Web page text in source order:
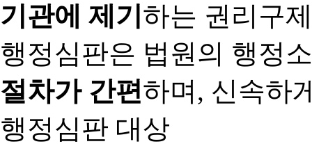
기관에 제기하는 권리구
행정심판은 법원의 행정
절차가 간편하며, 신속하
행정심판 대상